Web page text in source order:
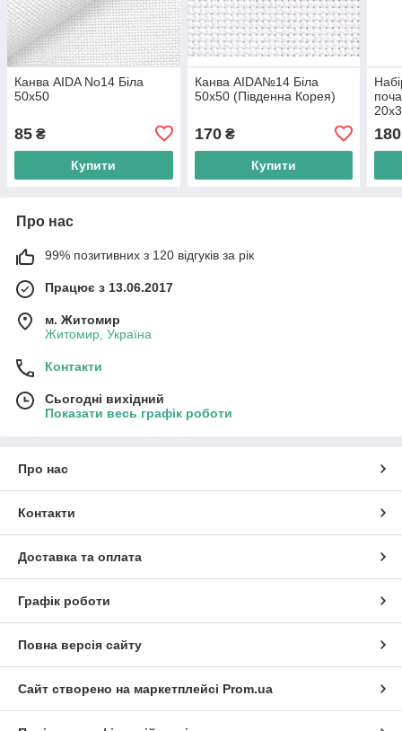
Канва AIDA No14 Біла
50х50
85 ₴
Купити
Канва AIDA№14 Біла
50х50 (Південна Корея)
170₴
Купити
180
Про нас
99% позитивних з 120 відгуків за рік
Працює з 13.06.2017
м. Житомир
Житомир, Україна
Контакти
Сьогодні вихідний
Показати весь графік роботи
Про нас
Контакти
Доставка та оплата
Графік роботи
Повна версія сайту
Сайт створено на маркетплейсі Prom.ua